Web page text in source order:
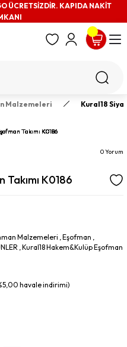
ÜCRETSİZDİR. KAPIDA NAKİT
Malzemeleri Kural18
0 Yorum
K0186
Malzemeleri ,Eşofman ,
,Kural18 Hakem&Kulüp Eşofman
havale indirimi)